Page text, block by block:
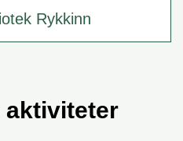
Rykkinn
aktiviteter